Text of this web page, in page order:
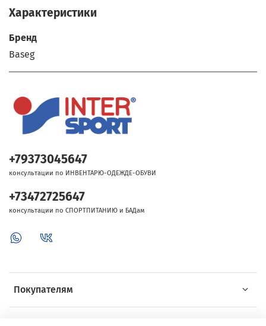
Характеристики
Бренд
Baseg
Покупателям
+79373045647
консультации по ИНВЕНТАРЮ-ОДЕЖДЕ-ОБУВИ
+73472725647
консультации по СПОРТПИТАНИЮ и БАДам